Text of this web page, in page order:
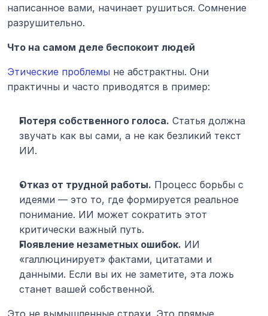
написанное вами, начинает рушиться. Сомнение
разрушительно.
Что на самом деле беспокоит людей
Этические проблемы не абстрактны. Они
практичны и часто приводятся в пример:
Потеря собственного голоса. Статья должна
звучать как вы сами, а не как безликий текст
ИИ.
Отказ от трудной работы. Процесс борьбы с
идеями — это то, где формируется реальное
понимание. ИИ может сократить этот
критически важный путь.
Появление незаметных ошибок. ИИ
«галлюцинирует» фактами, цитатами и
данными. Если вы их не заметите, эта ложь
станет вашей собственной.